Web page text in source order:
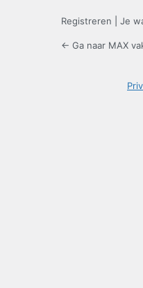
Registreren Je
← Ga naar MAX